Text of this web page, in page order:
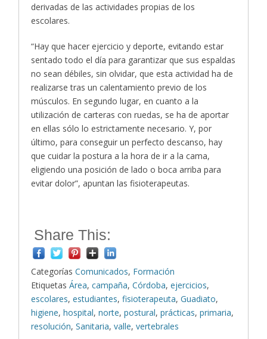
derivadas de las actividades propias de los
escolares.
“Hay que hacer ejercicio y deporte, evitando estar
sentado todo el día para garantizar que sus espaldas
no sean débiles, sin olvidar, que esta actividad ha de
realizarse tras un calentamiento previo de los
músculos. En segundo lugar, en cuanto a la
utilización de carteras con ruedas, se ha de aportar
en ellas sólo lo estrictamente necesario. Y, por
último, para conseguir un perfecto descanso, hay
que cuidar la postura a la hora de ir a la cama,
eligiendo una posición de lado o boca arriba para
evitar dolor”, apuntan las fisioterapeutas.
Share This:
Categorías Comunicados, Formación
Etiquetas Área,campaña,Córdoba,ejercicios,
escolares,estudiantes,fisioterapeuta,Guadiato,
higiene,hospital,norte,postural,prácticas,primaria,
resolución,Sanitaria,valle,vertebrales